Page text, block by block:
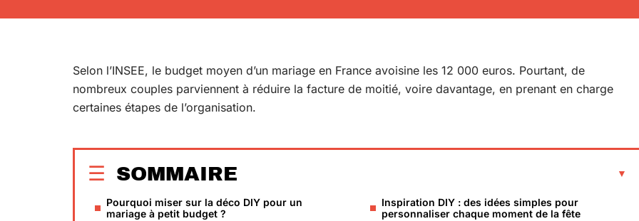
Selon l’INSEE, le budget moyen d’un mariage en France avoisine les 12 000 euros. Pourtant, de
nombreux couples parviennent à réduire la facture de moitié, voire davantage, en prenant en charge
certaines étapes de l’organisation.
SOMMAIRE
Pourquoi miser sur la déco DIY pour un
mariage à petit budget ?
Inspiration DIY : des idées simples pour
personnaliser chaque moment de la fête